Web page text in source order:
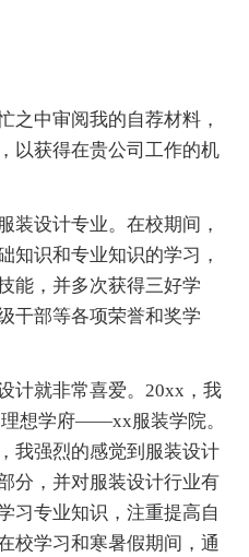
中审阅我的自荐材料，
以获得在贵公司工作的机
设计专业。在校期间，
知识和专业知识的学习，
能，并多次获得三好学
干部等各项荣誉和奖学
就非常喜爱。20xx，我
想学府——xx服装学院。
我强烈的感觉到服装设计
分，并对服装设计行业有
习专业知识，注重提高自
校学习和寒暑假期间，通